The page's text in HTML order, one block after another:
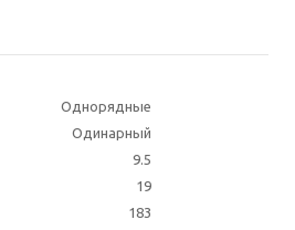
Однорядные
Одинарный
9.5
19
183